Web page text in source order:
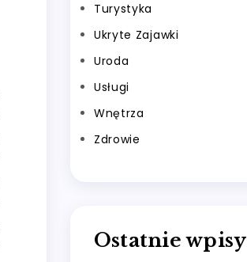
Turystyka
Ukryte Zajawki
Uroda
Usługi
Wnętrza
Zdrowie
Ostatnie wpisy